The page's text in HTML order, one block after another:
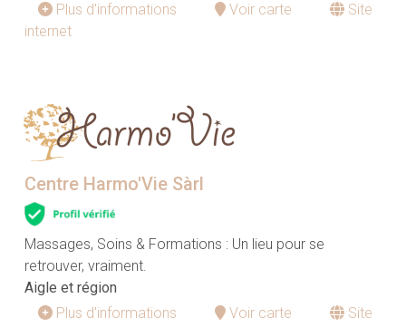
Plus d'informations
Voir carte
Site
internet
Centre Harmo'Vie Sàrl
Massages, Soins & Formations : Un lieu pour se
retrouver, vraiment.
Aigle et région
Plus d'informations
Voir carte
Site